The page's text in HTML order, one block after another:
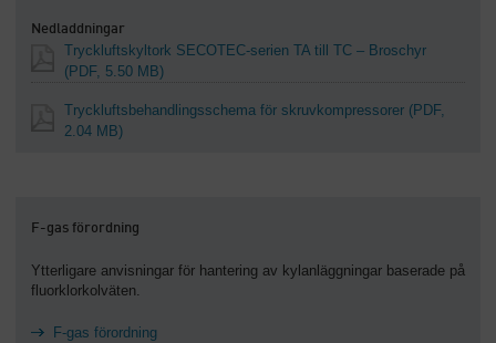
Nedladdningar
Tryckluftskyltork SECOTEC-serien TA till TC – Broschyr
(PDF, 5.50 MB)
Tryckluftsbehandlingsschema för skruvkompressorer (PDF,
2.04 MB)
F-gas förordning
Ytterligare anvisningar för hantering av kylanläggningar baserade på
fluorklorkolväten.
F-gas förordning